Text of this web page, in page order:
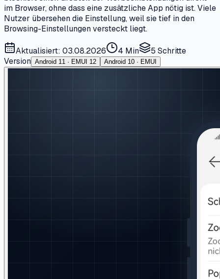
im Browser, ohne dass eine zusätzliche App nötig ist. Viele
Nutzer übersehen die Einstellung, weil sie tief in den
Browsing-Einstellungen versteckt liegt.
Aktualisiert: 03.08.2026 4 Min 5 Schritte
Version Android 11 · EMUI 12 Android 10 · EMUI